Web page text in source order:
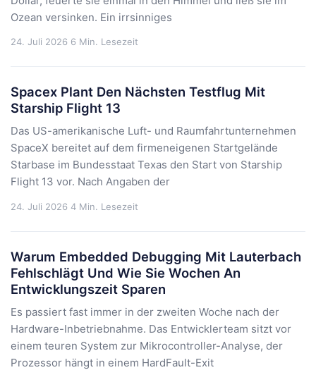
Ozean versinken. Ein irrsinniges
24. Juli 2026 6 Min. Lesezeit
Spacex Plant Den Nächsten Testflug Mit
Starship Flight 13
Das US-amerikanische Luft- und Raumfahrtunternehmen
SpaceX bereitet auf dem firmeneigenen Startgelände
Starbase im Bundesstaat Texas den Start von Starship
Flight 13 vor. Nach Angaben der
24. Juli 2026 4 Min. Lesezeit
Warum Embedded Debugging Mit Lauterbach
Fehlschlägt Und Wie Sie Wochen An
Entwicklungszeit Sparen
Es passiert fast immer in der zweiten Woche nach der
Hardware-Inbetriebnahme. Das Entwicklerteam sitzt vor
einem teuren System zur Mikrocontroller-Analyse, der
Prozessor hängt in einem HardFault-Exit